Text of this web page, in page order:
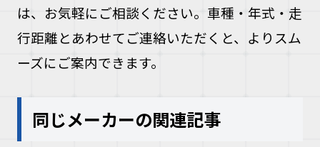
は、お気軽にご相談ください。車種・年式・走
行距離とあわせてご連絡いただくと、よりスム
ーズにご案内できます。
同じメーカーの関連記事